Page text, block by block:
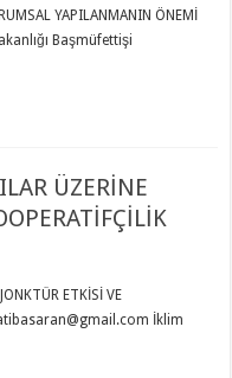
YAPILANMANIN ÖNEMİ
Başmüfettişi
ÜZERİNE
ETKİSİ VE
İklim